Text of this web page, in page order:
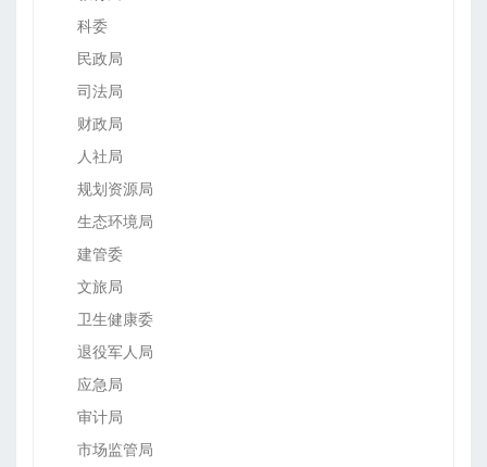
科委
民政局
司法局
财政局
人社局
规划资源局
生态环境局
建管委
文旅局
卫生健康委
退役军人局
应急局
审计局
市场监管局